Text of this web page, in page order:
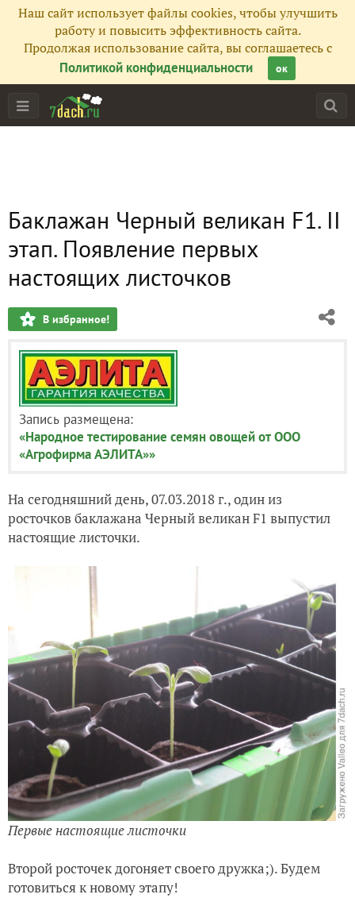
Наш сайт использует файлы cookies, чтобы улучшить
работу и повысить эффективность сайта.
Продолжая использование сайта, вы соглашаетесь с
Политикой конфиденциальности
ок
Баклажан Черный великан F1. II
этап. Появление первых
настоящих листочков
В избранное!
Запись размещена:
«Народное тестирование семян овощей от ООО
«Агрофирма АЭЛИТА»»
На сегодняшний день, 07.03.2018 г., один из
росточков баклажана Черный великан F1 выпустил
настоящие листочки.
Первые настоящие листочки
Второй росточек догоняет своего дружка;). Будем
готовиться к новому этапу!